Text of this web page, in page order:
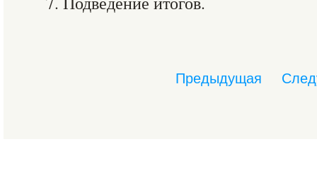
Предыдущая